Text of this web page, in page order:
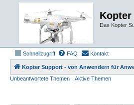
Das Kopter
Schnellzugriff FAQ Kontakt
Kopter Support - von Anwendern für
Unbeantwortete Themen
Aktive Themen